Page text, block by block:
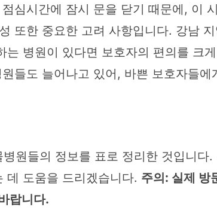
심시간에 잠시 문을 닫기 때문에, 이
또한 중요한 고려 사항입니다. 강남
병원이 있다면 보호자의 편의를 크
들도 늘어나고 있어, 바쁜 보호자들
원들의 정보를 표로 정리한 것입니
데 도움을 드리겠습니다. 주의: 실제 방
랍니다.